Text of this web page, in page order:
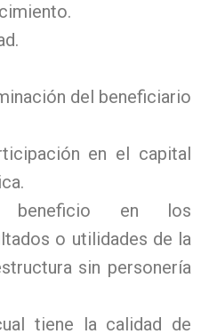
del beneficiario
en el capital
beneficio en los
o utilidades de la
sin personería
tiene la calidad de